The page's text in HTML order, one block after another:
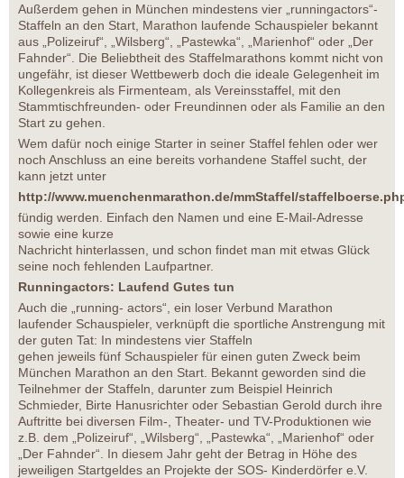
Außerdem gehen in München mindestens vier „runningactors“-
Staffeln an den Start, Marathon laufende Schauspieler bekannt
aus „Polizeiruf“, „Wilsberg“, „Pastewka“, „Marienhof“ oder „Der
Fahnder“. Die Beliebtheit des Staffelmarathons kommt nicht von
ungefähr, ist dieser Wettbewerb doch die ideale Gelegenheit im
Kollegenkreis als Firmenteam, als Vereinsstaffel, mit den
Stammtischfreunden- oder Freundinnen oder als Familie an den
Start zu gehen.
Wem dafür noch einige Starter in seiner Staffel fehlen oder wer
noch Anschluss an eine bereits vorhandene Staffel sucht, der
kann jetzt unter
http://www.muenchenmarathon.de/mmStaffel/
fündig werden. Einfach den Namen und eine E-Mail-Adresse
sowie eine kurze
Nachricht hinterlassen, und schon findet man mit etwas Glück
seine noch fehlenden Laufpartner.
Runningactors: Laufend Gutes tun
Auch die „running- actors“, ein loser Verbund Marathon
laufender Schauspieler, verknüpft die sportliche Anstrengung mit
der guten Tat: In mindestens vier Staffeln
gehen jeweils fünf Schauspieler für einen guten Zweck beim
München Marathon an den Start. Bekannt geworden sind die
Teilnehmer der Staffeln, darunter zum Beispiel Heinrich
Schmieder, Birte Hanusrichter oder Sebastian Gerold durch ihre
Auftritte bei diversen Film-, Theater- und TV-Produktionen wie
z.B. dem „Polizeiruf“, „Wilsberg“, „Pastewka“, „Marienhof“ oder
„Der Fahnder“. In diesem Jahr geht der Betrag in Höhe des
jeweiligen Startgeldes an Projekte der SOS- Kinderdörfer e.V.